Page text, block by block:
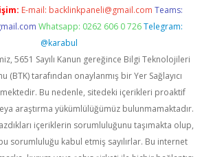
E-mail: backlinkpaneli@gmail.com Teams:
Whatsapp: 0262 606 0 726 Telegram:
@karabul
5651 Sayılı Kanun gereğince Bilgi Teknolojileri
(BTK) tarafından onaylanmış bir Yer Sağlayıcı
Bu nedenle, sitedeki içerikleri proaktif
araştırma yükümlülüğümüz bulunmamaktadır.
içeriklerin sorumluluğunu taşımakta olup,
sorumluluğu kabul etmiş sayılırlar. Bu internet